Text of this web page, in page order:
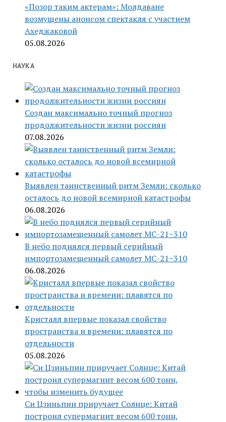
«Позор таким актерам»: Молдаване
возмущены анонсом спектакля с участием
Ахеджаковой
05.08.2026
НАУКА
Создан максимально точный прогноз
продолжительности жизни россиян
07.08.2026
Выявлен таинственный ритм Земли: сколько
осталось до новой всемирной катастрофы
06.08.2026
В небо поднялся первый серийный
импортозамещенный самолет МС-21−310
06.08.2026
Кристалл впервые показал свойство
пространства и времени: плавятся по
отдельности
05.08.2026
Си Цзиньпин приручает Солнце: Китай
построил супермагнит весом 600 тонн,